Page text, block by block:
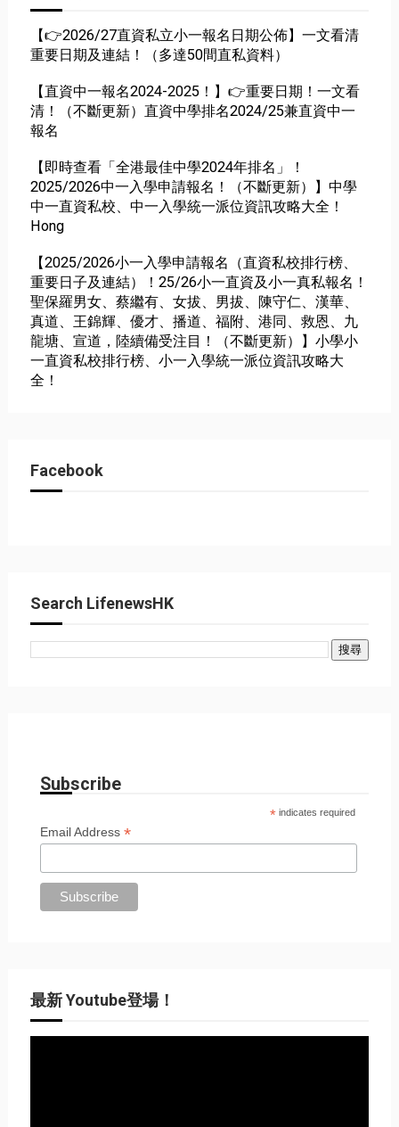
【👉2026/27直資私立小一報名日期公佈】一文看清
重要日期及連結！（多達50間直私資料）
【直資中一報名2024-2025！】👉重要日期！一文看
清！（不斷更新）直資中學排名2024/25兼直資中一
報名
【即時查看「全港最佳中學2024年排名」！
2025/2026中一入學申請報名！（不斷更新）】中學
中一直資私校、中一入學統一派位資訊攻略大全！
Hong
【2025/2026小一入學申請報名（直資私校排行榜、
重要日子及連結）！25/26小一直資及小一真私報名！
聖保羅男女、蔡繼有、女拔、男拔、陳守仁、漢華、
真道、王錦輝、優才、播道、福附、港同、救恩、九
龍塘、宣道，陸續備受注目！（不斷更新）】小學小
一直資私校排行榜、小一入學統一派位資訊攻略大
全！
Facebook
Search LifenewsHK
Subscribe
* indicates required
Email Address*
最新 Youtube登場！